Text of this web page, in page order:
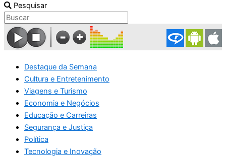
Pesquisar
Destaque da Semana
Cultura e Entretenimento
Viagens e Turismo
Economia e Negócios
Educação e Carreiras
Segurança e Justiça
Política
Tecnologia e Inovação